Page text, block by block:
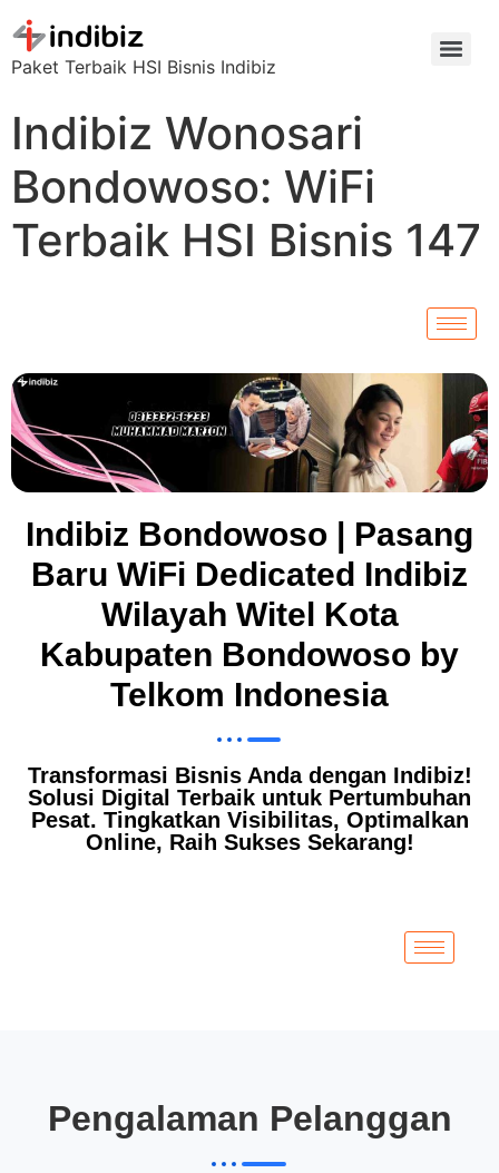
Paket Terbaik HSI Bisnis Indibiz
Indibiz Wonosari
Bondowoso: WiFi
Terbaik HSI Bisnis 147
Indibiz Bondowoso | Pasang
Baru WiFi Dedicated Indibiz
Wilayah Witel Kota
Kabupaten Bondowoso by
Telkom Indonesia
Transformasi Bisnis Anda dengan Indibiz!
Solusi Digital Terbaik untuk Pertumbuhan
Pesat. Tingkatkan Visibilitas, Optimalkan
Online, Raih Sukses Sekarang!
Pengalaman Pelanggan